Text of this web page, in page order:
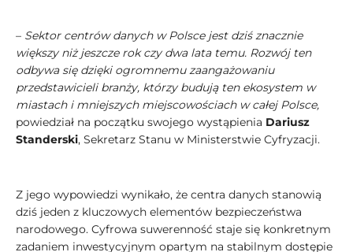
– Sektor centrów danych w Polsce jest dziś znacznie
większy niż jeszcze rok czy dwa lata temu. Rozwój ten
odbywa się dzięki ogromnemu zaangażowaniu
przedstawicieli branży, którzy budują ten ekosystem w
miastach i mniejszych miejscowościach w całej Polsce,
powiedział na początku swojego wystąpienia Dariusz
Standerski, Sekretarz Stanu w Ministerstwie Cyfryzacji.
Z jego wypowiedzi wynikało, że centra danych stanowią
dziś jeden z kluczowych elementów bezpieczeństwa
narodowego. Cyfrowa suwerenność staje się konkretnym
zadaniem inwestycyjnym opartym na stabilnym dostępie